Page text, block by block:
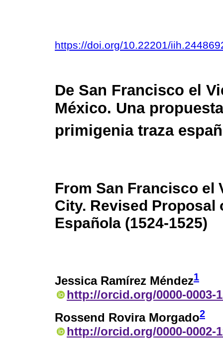
https://doi.org/10.22201/
De San Francisco el
México. Una
primigenia traza
From San Francisco el
City. Revised Proposal
Española (1524-1525)
Jessica Ramírez Méndez1
http://orcid.org/0000-0003-
Rossend Rovira Morgado2
http://orcid.org/0000-0002-